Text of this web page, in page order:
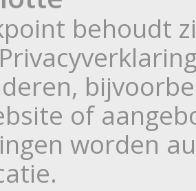
behoudt
of
worden